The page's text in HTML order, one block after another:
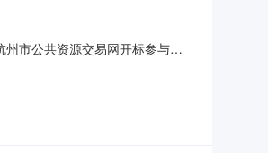
市公共资源交易网开标参与人